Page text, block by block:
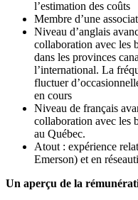
l’estimation des coûts
Membre d’une
Niveau d’anglais
collaboration avec les
dans les provinces
l’international. La
fluctuer
en cours
Niveau de français
collaboration avec les
au Québec.
Atout : expérience
Emerson) et en
Un aperçu de la